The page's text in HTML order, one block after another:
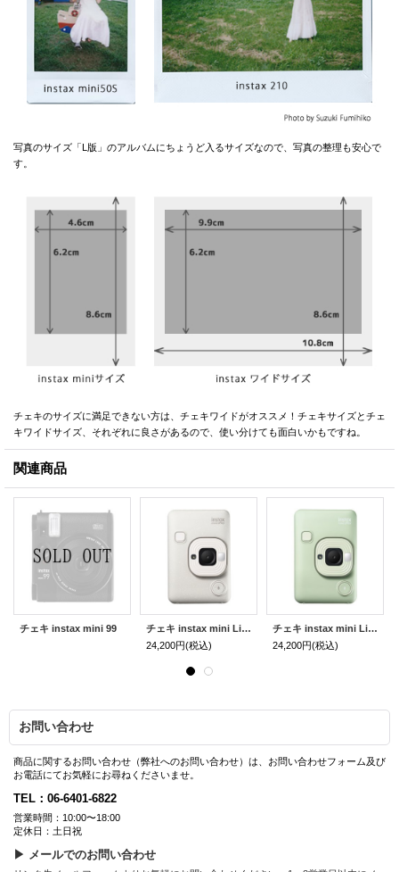
写真のサイズ「L版」のアルバムにちょうど入るサイズなので、写真の整理も安心で
す。
チェキのサイズに満足できない方は、チェキワイドがオススメ！チェキサイズとチェ
キワイドサイズ、それぞれに良さがあるので、使い分けても面白いかもですね。
関連商品
チェキ instax mini 99
チェキ instax mini LiPlay | ホワイト
24,200円(税込)
チェキ instax mini LiPlay | グリーン
24,200円(税込)
お問い合わせ
商品に関するお問い合わせ（弊社へのお問い合わせ）は、お問い合わせフォーム及び
お電話にてお気軽にお尋ねくださいませ。
TEL：06-6401-6822
営業時間：10:00〜18:00
定休日：土日祝
▶ メールでのお問い合わせ